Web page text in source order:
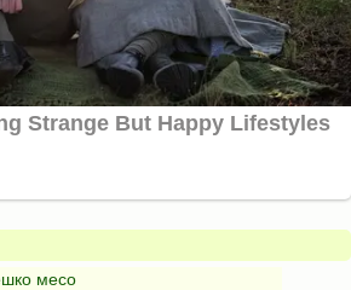
месо